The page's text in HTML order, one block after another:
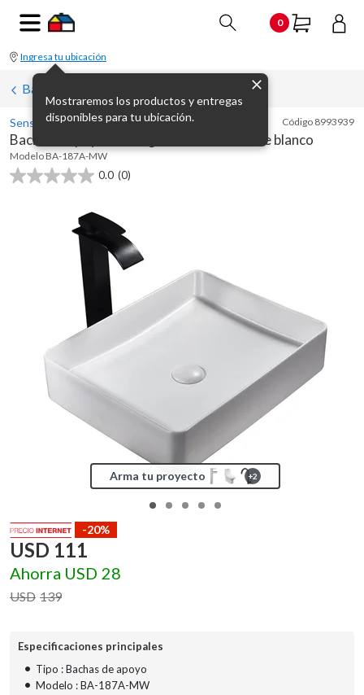
0
Ingresa tu ubicación
Mostraremos los productos y entregas
disponibles para tu ubicación.
Bachas para baño
Sensi D' Acqua Código 8993939
Bacha de apoyo rectangular cerámica mate blanco
Modelo BA-187A-MW
0.0 (0)
0.0
Arma tu proyecto +2
-20%
USD 111
Ahorra USD 28
USD 139
Especificaciones principales
• Tipo : Bachas de apoyo
• Modelo : BA-187A-MW